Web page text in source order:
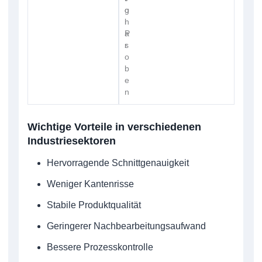
g
l
a
s
o
n
P
r
o
b
e
n
Wichtige Vorteile in verschiedenen
Industriesektoren
Hervorragende Schnittgenauigkeit
Weniger Kantenrisse
Stabile Produktqualität
Geringerer Nachbearbeitungsaufwand
Bessere Prozesskontrolle